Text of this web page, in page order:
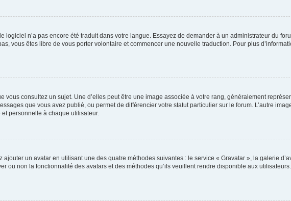
n’a pas encore été traduit dans votre langue. Essayez de demander à un administrateur du
vous êtes libre de vous porter volontaire et commencer une nouvelle traduction. Pour plus
vous consultez un sujet. Une d’elles peut être une image associée à votre rang, généralement
que vous avez publié, ou permet de différencier votre statut particulier sur le forum. L’autre
personnelle à chaque utilisateur.
un avatar en utilisant une des quatre méthodes suivantes : le service « Gravatar », la galerie
ou non la fonctionnalité des avatars et des méthodes qu’ils veuillent rendre disponible aux